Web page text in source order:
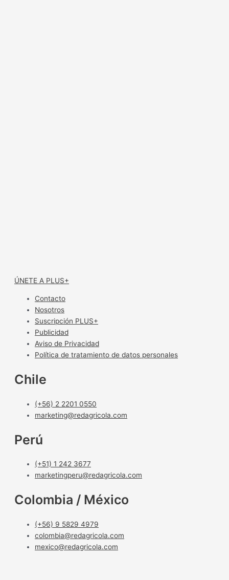
ÚNETE A PLUS+
Contacto
Nosotros
Suscripción PLUS+
Publicidad
Aviso de Privacidad
Política de tratamiento de datos personales
Chile
(+56) 2 2201 0550
marketing@redagricola.com
Perú
(+51) 1 242 3677
marketingperu@redagricola.com
Colombia / México
(+56) 9 5829 4979
colombia@redagricola.com
mexico@redagricola.com